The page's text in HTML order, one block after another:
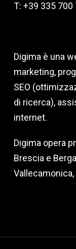
T: +39 335 700
Digima è una
marketing,
SEO
di ricerca),
internet.
Digima opera
Brescia e